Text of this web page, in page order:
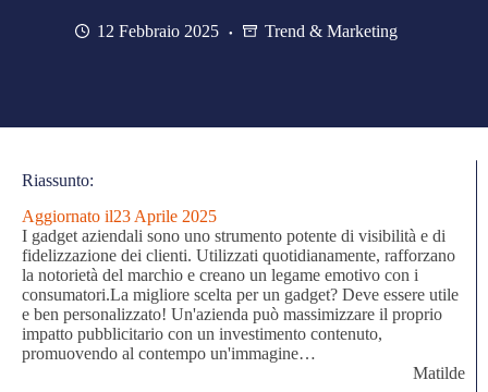
12 Febbraio 2025 Trend & Marketing
Riassunto:
Aggiornato il23 Aprile 2025
I gadget aziendali sono uno strumento potente di visibilità e di
fidelizzazione dei clienti. Utilizzati quotidianamente, rafforzano
la notorietà del marchio e creano un legame emotivo con i
consumatori.La migliore scelta per un gadget? Deve essere utile
e ben personalizzato! Un'azienda può massimizzare il proprio
impatto pubblicitario con un investimento contenuto,
promuovendo al contempo un'immagine…
Matilde